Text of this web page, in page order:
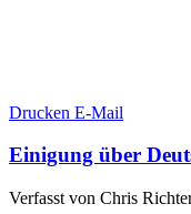
Drucken E-Mail
Einigung über
Verfasst von Chris